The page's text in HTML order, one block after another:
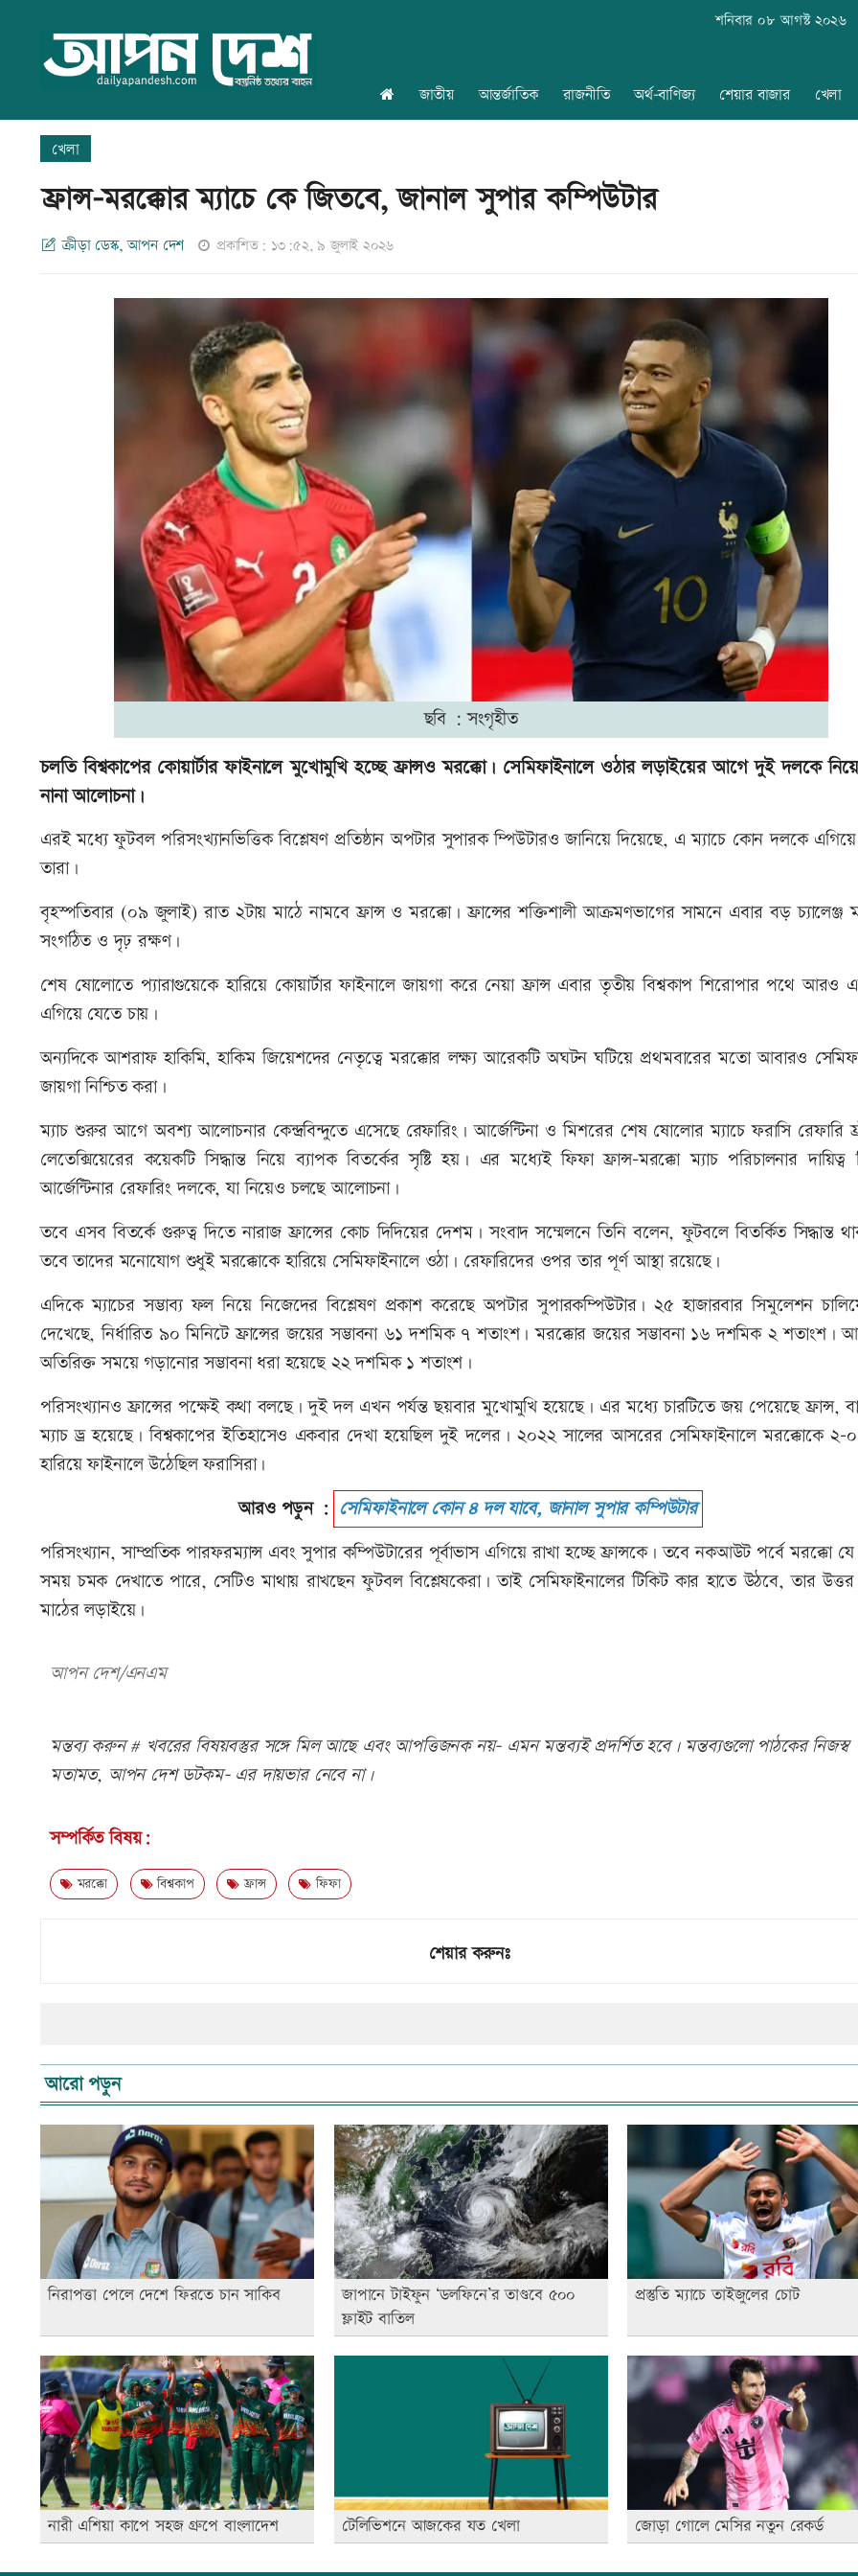
শনিবার ০৮ আগস্ট ২০২৬
জাতীয় আন্তর্জাতিক রাজনীতি অর্থ-বাণিজ্য শেয়ার বাজার খেলা
খেলা
ফ্রান্স-মরক্কোর ম্যাচে কে জিতবে, জানাল সুপার কম্পিউটার
ক্রীড়া ডেস্ক, আপন দেশ প্রকাশিত: ১৩:৫২, ৯ জুলাই ২০২৬
ছবি : সংগৃহীত
চলতি বিশ্বকাপের কোয়ার্টার ফাইনালে মুখোমুখি হচ্ছে ফ্রান্সও মরক্কো। সেমিফাইনালে ওঠার লড়াইয়ের আগে দুই দলকে
নানা আলোচনা।
এরই মধ্যে ফুটবল পরিসংখ্যানভিত্তিক বিশ্লেষণ প্রতিষ্ঠান অপটার সুপারক ম্পিউটারও জানিয়ে দিয়েছে, এ ম্যাচে কোন দলকে
তারা।
বৃহস্পতিবার (০৯ জুলাই) রাত ২টায় মাঠে নামবে ফ্রান্স ও মরক্কো। ফ্রান্সের শক্তিশালী আক্রমণভাগের সামনে এবার বড় চ্যালেঞ্জ
সংগঠিত ও দৃঢ় রক্ষণ।
শেষ ষোলোতে প্যারাগুয়েকে হারিয়ে কোয়ার্টার ফাইনালে জায়গা করে নেয়া ফ্রান্স এবার তৃতীয় বিশ্বকাপ শিরোপার পথে আরও
এগিয়ে যেতে চায়।
অন্যদিকে আশরাফ হাকিমি, হাকিম জিয়েশদের নেতৃত্বে মরক্কোর লক্ষ্য আরেকটি অঘটন ঘটিয়ে প্রথমবারের মতো আবারও
জায়গা নিশ্চিত করা।
ম্যাচ শুরুর আগে অবশ্য আলোচনার কেন্দ্রবিন্দুতে এসেছে রেফারিং। আর্জেন্টিনা ও মিশরের শেষ ষোলোর ম্যাচে ফরাসি রেফারি
লেতেক্সিয়েরের কয়েকটি সিদ্ধান্ত নিয়ে ব্যাপক বিতর্কের সৃষ্টি হয়। এর মধ্যেই ফিফা ফ্রান্স-মরক্কো ম্যাচ পরিচালনার দায়িত্ব
আর্জেন্টিনার রেফারিং দলকে, যা নিয়েও চলছে আলোচনা।
তবে এসব বিতর্কে গুরুত্ব দিতে নারাজ ফ্রান্সের কোচ দিদিয়ের দেশম। সংবাদ সম্মেলনে তিনি বলেন, ফুটবলে বিতর্কিত সিদ্ধান্ত
তবে তাদের মনোযোগ শুধুই মরক্কোকে হারিয়ে সেমিফাইনালে ওঠা। রেফারিদের ওপর তার পূর্ণ আস্থা রয়েছে।
এদিকে ম্যাচের সম্ভাব্য ফল নিয়ে নিজেদের বিশ্লেষণ প্রকাশ করেছে অপটার সুপারকম্পিউটার। ২৫ হাজারবার সিমুলেশন
দেখেছে, নির্ধারিত ৯০ মিনিটে ফ্রান্সের জয়ের সম্ভাবনা ৬১ দশমিক ৭ শতাংশ। মরক্কোর জয়ের সম্ভাবনা ১৬ দশমিক ২ শতাংশ।
অতিরিক্ত সময়ে গড়ানোর সম্ভাবনা ধরা হয়েছে ২২ দশমিক ১ শতাংশ।
পরিসংখ্যানও ফ্রান্সের পক্ষেই কথা বলছে। দুই দল এখন পর্যন্ত ছয়বার মুখোমুখি হয়েছে। এর মধ্যে চারটিতে জয় পেয়েছে ফ্রান্স,
ম্যাচ ড্র হয়েছে। বিশ্বকাপের ইতিহাসেও একবার দেখা হয়েছিল দুই দলের। ২০২২ সালের আসরের সেমিফাইনালে মরক্কোকে
হারিয়ে ফাইনালে উঠেছিল ফরাসিরা।
আরও পড়ুন : সেমিফাইনালে কোন ৪ দল যাবে, জানাল সুপার কম্পিউটার
পরিসংখ্যান, সাম্প্রতিক পারফরম্যান্স এবং সুপার কম্পিউটারের পূর্বাভাস এগিয়ে রাখা হচ্ছে ফ্রান্সকে। তবে নকআউট পর্বে মরক্কো
সময় চমক দেখাতে পারে, সেটিও মাথায় রাখছেন ফুটবল বিশ্লেষকেরা। তাই সেমিফাইনালের টিকিট কার হাতে উঠবে, তার
মাঠের লড়াইয়ে।
আপন দেশ/এনএম
মন্তব্য করুন # খবরের বিষয়বস্তুর সঙ্গে মিল আছে এবং আপত্তিজনক নয়- এমন মন্তব্যই প্রদর্শিত হবে। মন্তব্যগুলো পাঠকের নিজস্ব
মতামত, আপন দেশ ডটকম- এর দায়ভার নেবে না।
সম্পর্কিত বিষয়:
মরক্কো বিশ্বকাপ ফ্রান্স ফিফা
শেয়ার করুনঃ
আরো পড়ুন
নিরাপত্তা পেলে দেশে ফিরতে চান সাকিব
জাপানে টাইফুন ‘ডলফিনে’র তাণ্ডবে ৫০০
ফ্লাইট বাতিল
প্রস্তুতি ম্যাচে তাইজুলের চোট
নারী এশিয়া কাপে সহজ গ্রুপে বাংলাদেশ টেলিভিশনে আজকের যত খেলা জোড়া গোলে মেসির নতুন রেকর্ড